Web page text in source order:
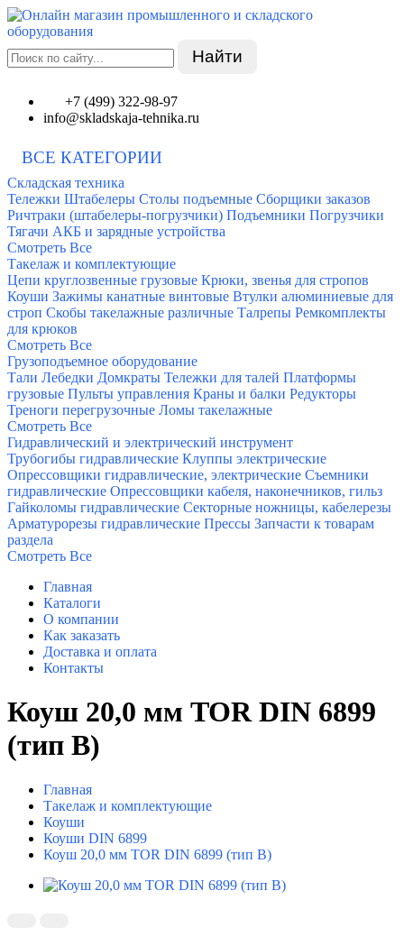
Найти
+7 (499) 322-98-97
info@skladskaja-tehnika.ru
ВСЕ КАТЕГОРИИ
Складская техника
Тележки Штабелеры Столы подъемные Сборщики заказов
Ричтраки (штабелеры-погрузчики) Подъемники Погрузчики
Тягачи АКБ и зарядные устройства
Смотреть Все
Такелаж и комплектующие
Цепи круглозвенные грузовые Крюки, звенья для стропов
Коуши Зажимы канатные винтовые Втулки алюминиевые для
строп Скобы такелажные различные Талрепы Ремкомплекты
для крюков
Смотреть Все
Грузоподъемное оборудование
Тали Лебедки Домкраты Тележки для талей Платформы
грузовые Пульты управления Краны и балки Редукторы
Треноги перегрузочные Ломы такелажные
Смотреть Все
Гидравлический и электрический инструмент
Трубогибы гидравлические Клуппы электрические
Опрессовщики гидравлические, электрические Съемники
гидравлические Опрессовщики кабеля, наконечников, гильз
Гайколомы гидравлические Секторные ножницы, кабелерезы
Арматурорезы гидравлические Прессы Запчасти к товарам
раздела
Смотреть Все
Главная
Каталоги
О компании
Как заказать
Доставка и оплата
Контакты
Коуш 20,0 мм TOR DIN 6899
(тип B)
Главная
Такелаж и комплектующие
Коуши
Коуши DIN 6899
Коуш 20,0 мм TOR DIN 6899 (тип B)